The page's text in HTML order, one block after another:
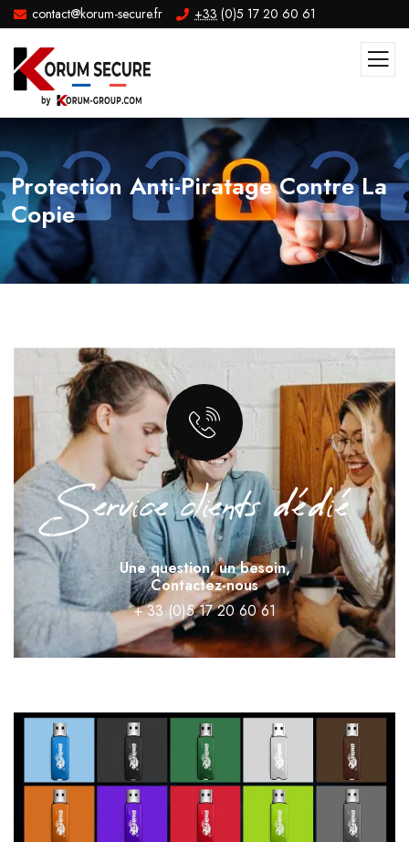
contact@korum-secure.fr +33 (0)5 17 20 60 61
Protection Anti-Piratage Contre La
Copie
Service clients dédié
Une question, un besoin,
Contactez-nous
+ 33 (0)5 17 20 60 61